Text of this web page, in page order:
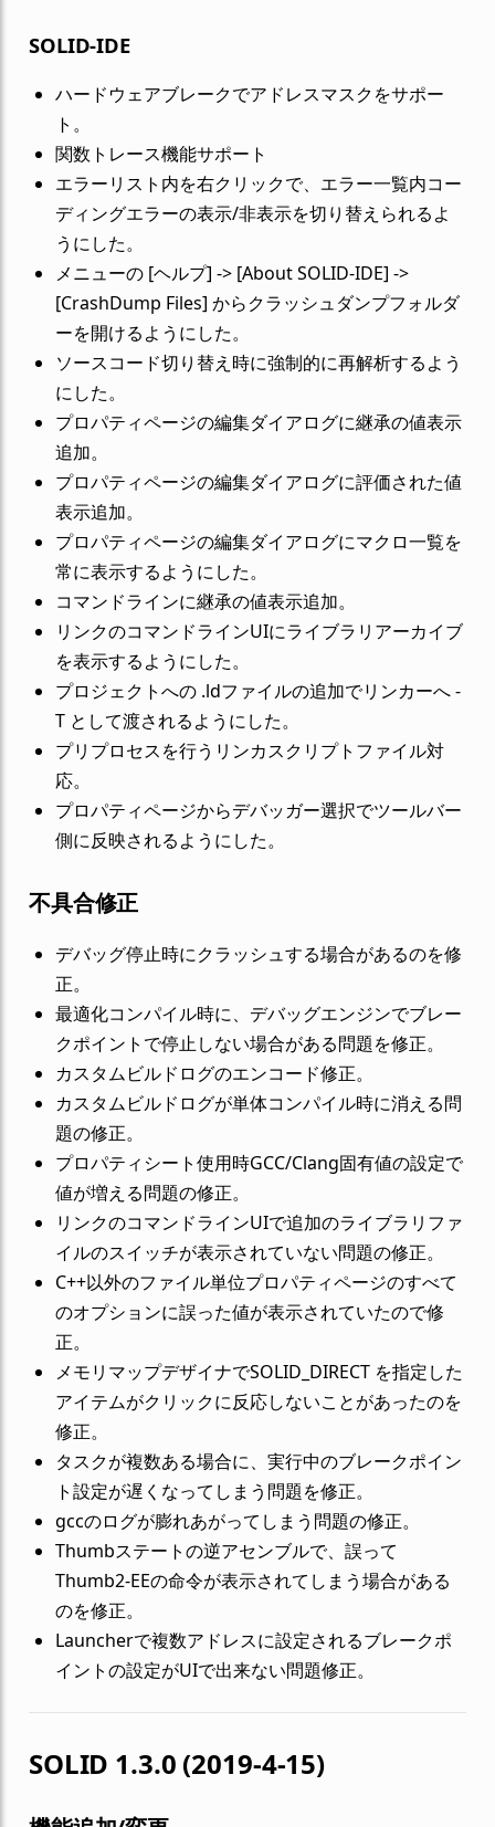
SOLID-IDE
ハードウェアブレークでアドレスマスクをサポー
ト。
関数トレース機能サポート
エラーリスト内を右クリックで、エラー一覧内コー
ディングエラーの表示/非表示を切り替えられるよ
うにした。
メニューの [ヘルプ] -> [About SOLID-IDE] ->
[CrashDump Files] からクラッシュダンプフォルダ
ーを開けるようにした。
ソースコード切り替え時に強制的に再解析するよう
にした。
プロパティページの編集ダイアログに継承の値表示
追加。
プロパティページの編集ダイアログに評価された値
表示追加。
プロパティページの編集ダイアログにマクロ一覧を
常に表示するようにした。
コマンドラインに継承の値表示追加。
リンクのコマンドラインUIにライブラリアーカイブ
を表示するようにした。
プロジェクトへの .ldファイルの追加でリンカーへ -
T として渡されるようにした。
プリプロセスを行うリンカスクリプトファイル対
応。
プロパティページからデバッガー選択でツールバー
側に反映されるようにした。
不具合修正
デバッグ停止時にクラッシュする場合があるのを修
正。
最適化コンパイル時に、デバッグエンジンでブレー
クポイントで停止しない場合がある問題を修正。
カスタムビルドログのエンコード修正。
カスタムビルドログが単体コンパイル時に消える問
題の修正。
プロパティシート使用時GCC/Clang固有値の設定で
値が増える問題の修正。
リンクのコマンドラインUIで追加のライブラリファ
イルのスイッチが表示されていない問題の修正。
C++以外のファイル単位プロパティページのすべて
のオプションに誤った値が表示されていたので修
正。
メモリマップデザイナでSOLID_DIRECT を指定した
アイテムがクリックに反応しないことがあったのを
修正。
タスクが複数ある場合に、実行中のブレークポイン
ト設定が遅くなってしまう問題を修正。
gccのログが膨れあがってしまう問題の修正。
Thumbステートの逆アセンブルで、誤って
Thumb2-EEの命令が表示されてしまう場合がある
のを修正。
Launcherで複数アドレスに設定されるブレークポ
イントの設定がUIで出来ない問題修正。
SOLID 1.3.0 (2019-4-15)